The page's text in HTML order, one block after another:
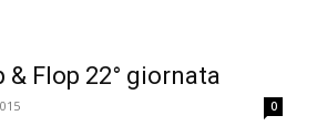
& Flop 22° giornata
0